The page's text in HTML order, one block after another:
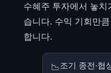
수혜주 투자에서 놓
습니다. 수익 기회만
합니다.
📉조기 종전·협